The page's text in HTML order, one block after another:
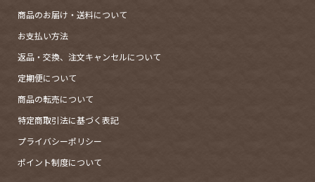
商品のお届け・送料について
お支払い方法
返品・交換、注文キャンセルについて
定期便について
商品の転売について
特定商取引法に基づく表記
プライバシーポリシー
ポイント制度について